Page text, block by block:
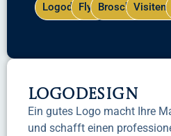
LogodesignFlyerBroschüren
Logodesign
Ein gutes Logo macht Ihre
und schafft einen